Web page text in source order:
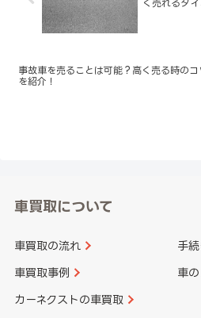
く売れるタ
事故車を売ることは可能？高く売る時のコ
を紹介！
車買取について
車買取の流れ 手
車買取事例 車
カーネクストの車買取